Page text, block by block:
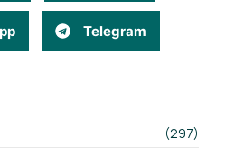
Telegram
(297)